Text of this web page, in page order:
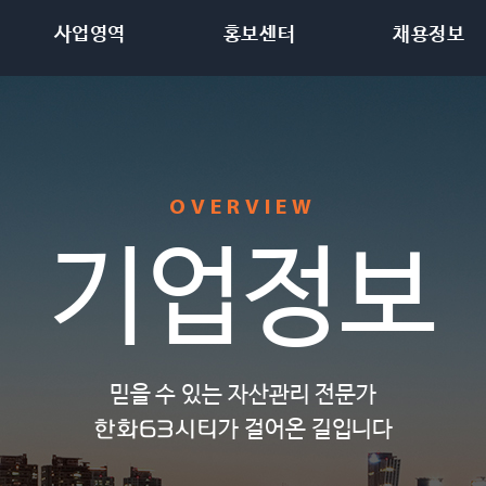
사업영역 홍보센터 채용정보
OVERVIEW
기업정보
믿을 수 있는 자산관리 전문가
한화63시티가 걸어온 길입니다